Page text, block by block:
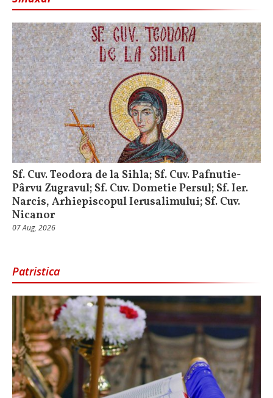
Sf. Cuv. Teodora de la Sihla; Sf. Cuv. Pafnutie-
Pârvu Zugravul; Sf. Cuv. Dometie Persul; Sf. Ier.
Narcis, Arhiepiscopul Ierusalimului; Sf. Cuv.
Nicanor
07 Aug, 2026
Patristica